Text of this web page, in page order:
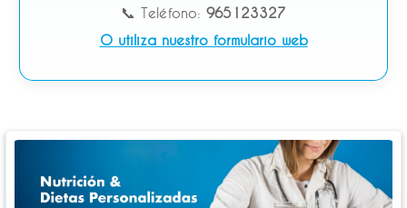
📞 Teléfono: 965123327
O utiliza nuestro formulario web